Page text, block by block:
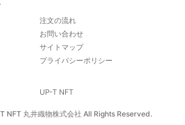
注文の流れ
お問い合わせ
サイトマップ
プライバシーポリシー
UP-T NFT
NFT 丸井織物株式会社 All Rights Reserved.